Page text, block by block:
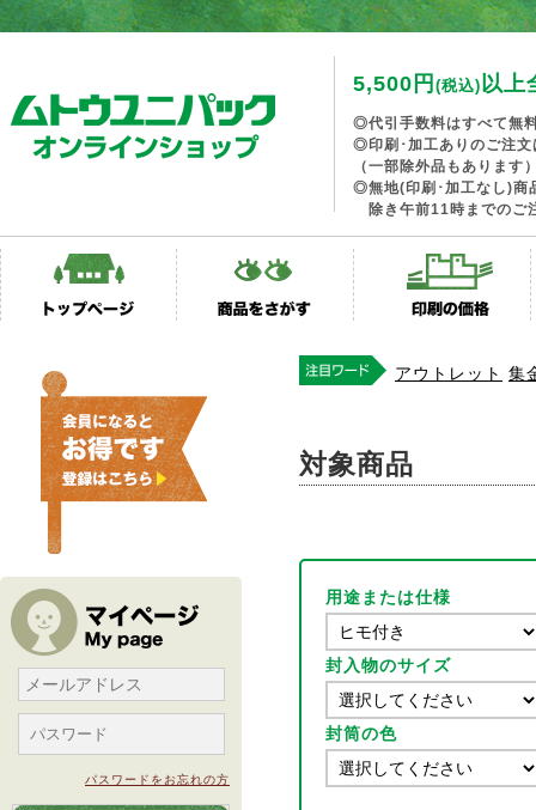
5,500円 (税込)以上
◎代引手数料はすべて無
◎印刷･加工ありのご注文
（一部除外品もあります
◎無地(印刷･加工なし)商
除き午前11時までのご
パスワードをお忘れの方
アウトレット 集
対象商品
用途または仕様
封入物のサイズ
封筒の色